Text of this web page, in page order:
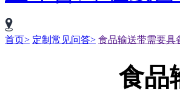
首页> 定制常见问答> 食品输送带需要具
食品